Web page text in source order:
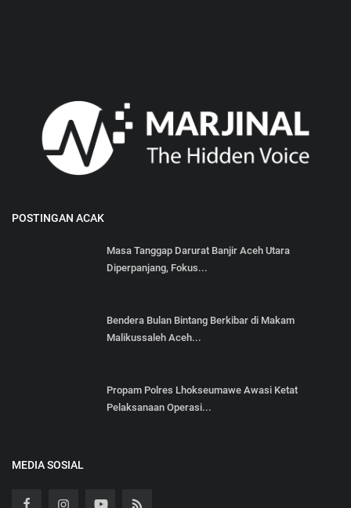
POSTINGAN ACAK
Masa Tanggap Darurat Banjir Aceh Utara
Diperpanjang, Fokus...
Bendera Bulan Bintang Berkibar di Makam
Malikussaleh Aceh...
Propam Polres Lhokseumawe Awasi Ketat
Pelaksanaan Operasi...
MEDIA SOSIAL